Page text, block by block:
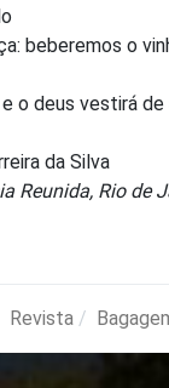
beberemos o
o deus vestirá de
da Silva
Reunida, Rio de
Revista